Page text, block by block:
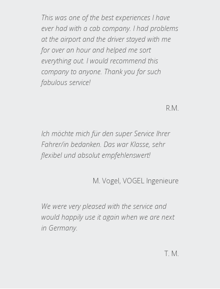
This was one of the best experiences I have
ever had with a cab company. I had problems
at the airport and the driver stayed with me
for over an hour and helped me sort
everything out. I would recommend this
company to anyone. Thank you for such
fabulous service!
R.M.
Ich möchte mich für den super Service Ihrer
Fahrer/in bedanken. Das war Klasse, sehr
flexibel und absolut empfehlenswert!
M. Vogel, VOGEL Ingenieure
We were very pleased with the service and
would happily use it again when we are next
in Germany.
T. M.